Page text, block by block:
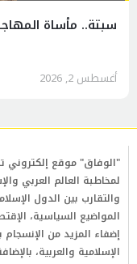
سبتة.. مأساة
أغسطس 2, 2026
"الوفاق" موقع إلكتروني
لمخاطبة العالم العربي
والتقارب بين الدول
المواضيع السياسية،
إضفاء المزيد من الإنسجام
الإسلامية والعربية،